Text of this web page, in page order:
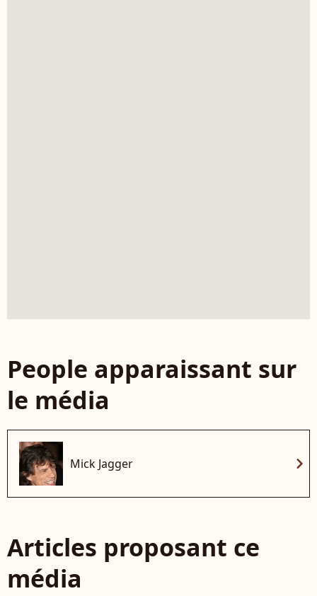
People apparaissant sur
le média
Mick Jagger chevron_right
Articles proposant ce
média